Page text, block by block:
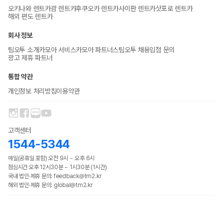
오키나와 렌트카괌 렌트카후쿠오카 렌트카사이판 렌트카삿포로 렌트카
해외 편도 렌트카
회사 정보
팀오투 소개카모아 서비스카모아 파트너스팀오투 채용입점 문의
광고 제휴 파트너
통합 약관
개인정보 처리방침이용약관
고객센터
1544-5344
매일(공휴일 포함) 오전 9시 ~ 오후 6시
점심시간 오후 12시30분 ~ 1시30분 (1시간)
국내 법인·제휴 문의: feedback@tm2.kr
해외 법인·제휴 문의: global@tm2.kr